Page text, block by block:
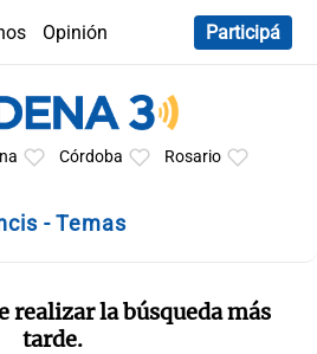
Opinión
Participá
Córdoba Rosario
- Temas
realizar la búsqueda más
tarde.